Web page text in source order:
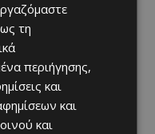
- October 20, 2025
βρίσκεται στην είσοδο
είναι πόλος έλξης
τη
περιήγησης,
και
και
και